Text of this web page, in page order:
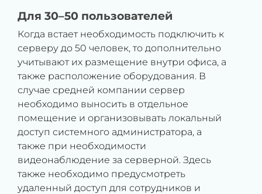
Для 30–50 пользователей
Когда встает необходимость подключить к
серверу до 50 человек, то дополнительно
учитывают их размещение внутри офиса, а
также расположение оборудования. В
случае средней компании сервер
необходимо выносить в отдельное
помещение и организовывать локальный
доступ системного администратора, а
также при необходимости
видеонаблюдение за серверной. Здесь
также необходимо предусмотреть
удаленный доступ для сотрудников и